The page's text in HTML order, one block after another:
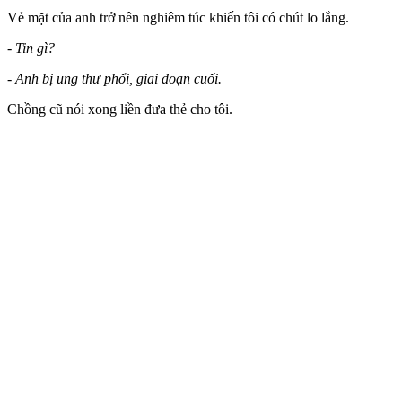
Vẻ mặt của anh trở nên nghiêm túc khiến tôi có chút lo lắng.
- Tin gì?
- Anh bị ung thư phổi, giai đoạn cuối.
Chồng cũ nói xong liền đưa thẻ cho tôi.